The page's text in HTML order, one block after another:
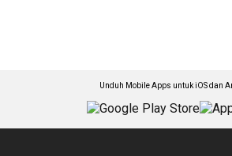
Unduh Mobile Apps untuk iOS dan